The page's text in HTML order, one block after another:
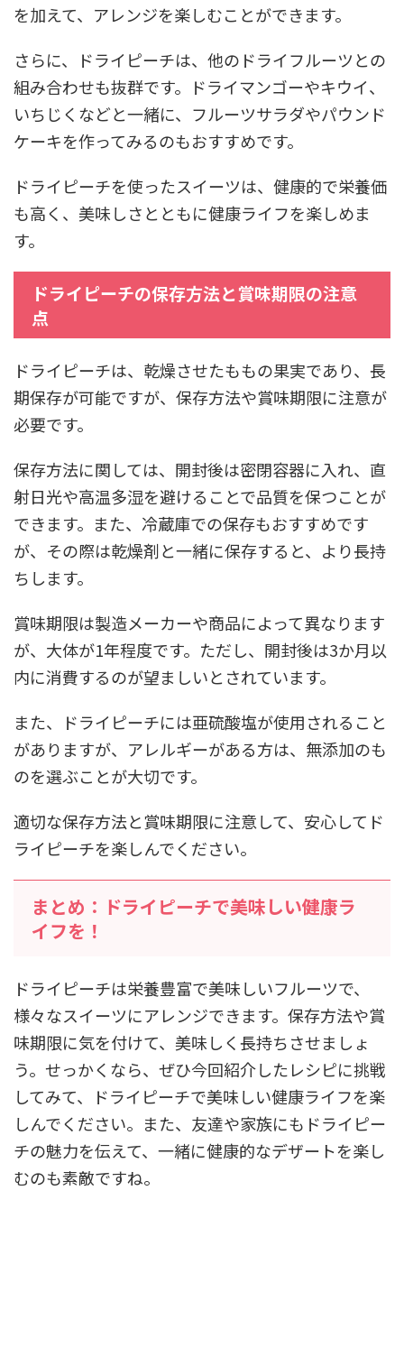
を加えて、アレンジを楽しむことができます。
さらに、ドライピーチは、他のドライフルーツとの
組み合わせも抜群です。ドライマンゴーやキウイ、
いちじくなどと一緒に、フルーツサラダやパウンド
ケーキを作ってみるのもおすすめです。
ドライピーチを使ったスイーツは、健康的で栄養価
も高く、美味しさとともに健康ライフを楽しめま
す。
ドライピーチの保存方法と賞味期限の注意
点
ドライピーチは、乾燥させたももの果実であり、長
期保存が可能ですが、保存方法や賞味期限に注意が
必要です。
保存方法に関しては、開封後は密閉容器に入れ、直
射日光や高温多湿を避けることで品質を保つことが
できます。また、冷蔵庫での保存もおすすめです
が、その際は乾燥剤と一緒に保存すると、より長持
ちします。
賞味期限は製造メーカーや商品によって異なります
が、大体が1年程度です。ただし、開封後は3か月以
内に消費するのが望ましいとされています。
また、ドライピーチには亜硫酸塩が使用されること
がありますが、アレルギーがある方は、無添加のも
のを選ぶことが大切です。
適切な保存方法と賞味期限に注意して、安心してド
ライピーチを楽しんでください。
まとめ：ドライピーチで美味しい健康ラ
イフを！
ドライピーチは栄養豊富で美味しいフルーツで、
様々なスイーツにアレンジできます。保存方法や賞
味期限に気を付けて、美味しく長持ちさせましょ
う。せっかくなら、ぜひ今回紹介したレシピに挑戦
してみて、ドライピーチで美味しい健康ライフを楽
しんでください。また、友達や家族にもドライピー
チの魅力を伝えて、一緒に健康的なデザートを楽し
むのも素敵ですね。